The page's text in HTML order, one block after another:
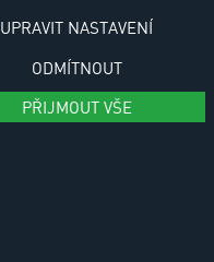
UPRAVIT NASTAVENÍ
ODMÍTNOUT
PŘIJMOUT VŠE